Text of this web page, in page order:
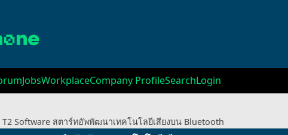
JobsWorkplaceCompany ProfileSearchLogin
T2 Software สตาร์ทอัพพัฒนาเทคโนโลยีเสียงบน Bluetooth